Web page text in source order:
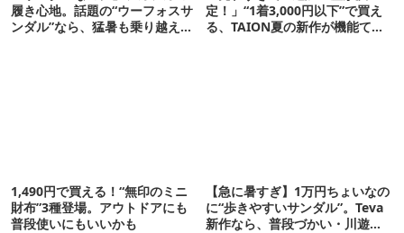
履き心地。話題の“ウーフォスサ
ンダル”なら、猛暑も乗り越えら
定！」“1着3,000円以下”で買え
る、TAION夏の新作が機能てん
1,490円で買える！“無印のミニ
財布”3種登場。アウトドアにも
普段使いにもいいかも
【急に暑すぎ】1万円ちょいなの
に“歩きやすいサンダル”。Teva
新作なら、普段づかい・川遊